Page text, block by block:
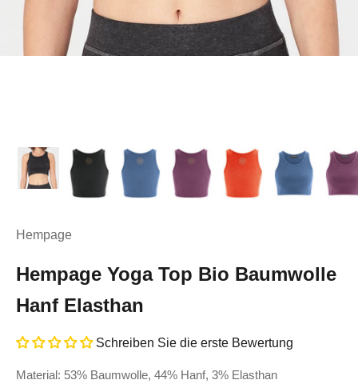
Hempage
Hempage Yoga Top Bio Baumwolle
Hanf Elasthan
Schreiben Sie die erste Bewertung
Material: 53% Baumwolle, 44% Hanf, 3% Elasthan